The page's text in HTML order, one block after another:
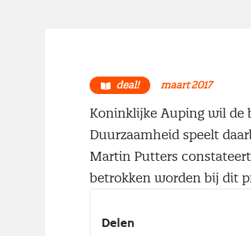
deal! maart 2017
Koninklijke Auping wil de
Duurzaamheid speelt
Martin Putters
betrokken worden bij dit
Delen